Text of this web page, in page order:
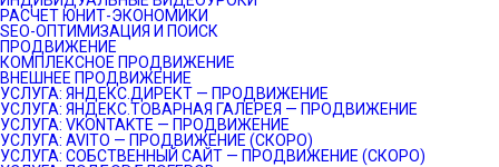
РАСЧЕТ ЮНИТ-ЭКОНОМИКИ
SEO-ОПТИМИЗАЦИЯ И ПОИСК
ПРОДВИЖЕНИЕ
КОМПЛЕКСНОЕ ПРОДВИЖЕНИЕ
ВНЕШНЕЕ ПРОДВИЖЕНИЕ
УСЛУГА: ЯНДЕКС.ДИРЕКТ — ПРОДВИЖЕНИЕ
УСЛУГА: ЯНДЕКС.ТОВАРНАЯ ГАЛЕРЕЯ — ПРОДВИЖЕНИЕ
УСЛУГА: VKONTAKTE — ПРОДВИЖЕНИЕ
УСЛУГА: AVITO — ПРОДВИЖЕНИЕ (СКОРО)
УСЛУГА: СОБСТВЕННЫЙ САЙТ — ПРОДВИЖЕНИЕ (СКОРО)